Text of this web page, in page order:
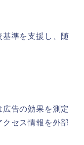
準を支援し、随
告の効果を測定
セス情報を外部